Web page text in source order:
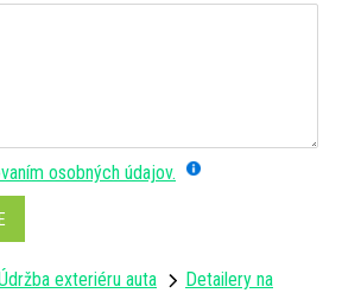
osobných údajov.
exteriéru auta
Detailery na